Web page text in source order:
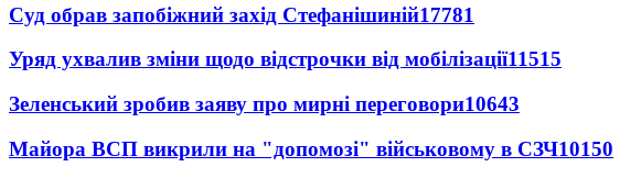
Суд обрав запобіжний захід Стефанішиній17781
Уряд ухвалив зміни щодо відстрочки від мобілізації11515
Зеленський зробив заяву про мирні переговори10643
Майора ВСП викрили на "допомозі" військовому в СЗЧ10150